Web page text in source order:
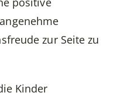
zur Seite zu
Kinder